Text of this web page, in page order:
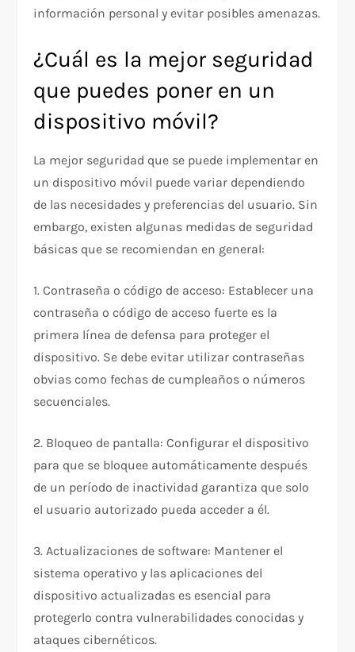
información personal y evitar posibles amenazas.
¿Cuál es la mejor seguridad
que puedes poner en un
dispositivo móvil?
La mejor seguridad que se puede implementar en
un dispositivo móvil puede variar dependiendo
de las necesidades y preferencias del usuario. Sin
embargo, existen algunas medidas de seguridad
básicas que se recomiendan en general:
1. Contraseña o código de acceso: Establecer una
contraseña o código de acceso fuerte es la
primera línea de defensa para proteger el
dispositivo. Se debe evitar utilizar contraseñas
obvias como fechas de cumpleaños o números
secuenciales.
2. Bloqueo de pantalla: Configurar el dispositivo
para que se bloquee automáticamente después
de un período de inactividad garantiza que solo
el usuario autorizado pueda acceder a él.
3. Actualizaciones de software: Mantener el
sistema operativo y las aplicaciones del
dispositivo actualizadas es esencial para
protegerlo contra vulnerabilidades conocidas y
ataques cibernéticos.